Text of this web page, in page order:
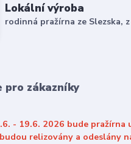
Lokální výroba
rodinná pražírna ze Slezska,
pro zákazníky
- 19.6. 2026 bude pražírna
relizovány a odeslány